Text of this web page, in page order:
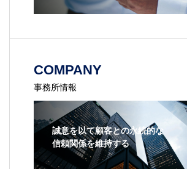
COMPANY
事務所情報
誠意を以て顧客との永続的な
信頼関係を維持する